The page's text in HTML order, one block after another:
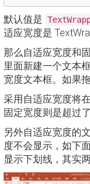
默认值是
适应宽度是
那么自适应宽度和
里面新建一个文本
宽度文本框。如果
采用自适应宽度将
固定宽度则是超过
另外自适应宽度的
度不会显示，如下
显示下划线，其实